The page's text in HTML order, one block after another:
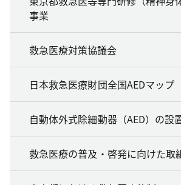
事業
救急医療対策協議会
日本救急医療財団全国AEDマップ
自動体外式除細動器（AED）の設
救急医療の普及・啓発に向けた取